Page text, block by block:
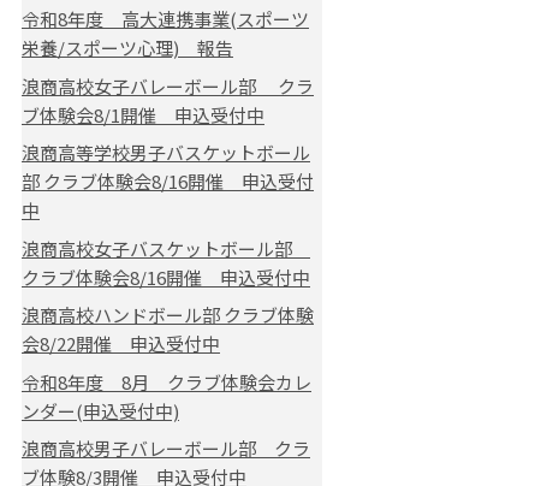
令和8年度 高大連携事業(スポーツ
栄養/スポーツ心理) 報告
浪商高校女子バレーボール部 クラ
ブ体験会8/1開催 申込受付中
浪商高等学校男子バスケットボール
部 クラブ体験会8/16開催 申込受付
中
浪商高校女子バスケットボール部
クラブ体験会8/16開催 申込受付中
浪商高校ハンドボール部 クラブ体験
会8/22開催 申込受付中
令和8年度 8月 クラブ体験会カレ
ンダー(申込受付中)
浪商高校男子バレーボール部 クラ
ブ体験8/3開催 申込受付中